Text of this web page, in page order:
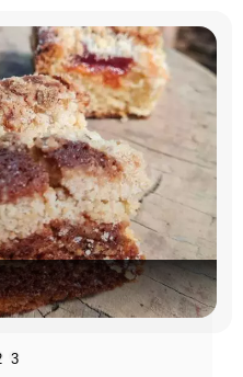
3